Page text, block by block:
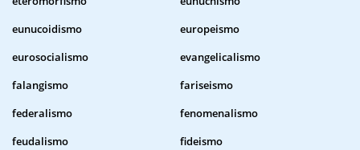
eunucoidismo
europeismo
eurosocialismo
evangelicalismo
falangismo
fariseismo
federalismo
fenomenalismo
feudalismo
fideismo